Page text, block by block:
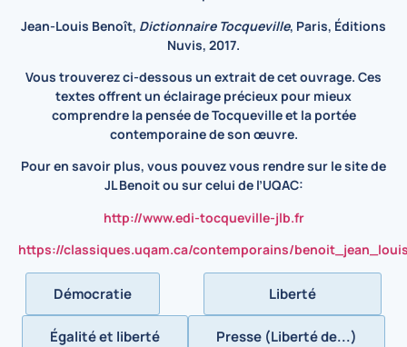
Jean-Louis Benoît, Dictionnaire Tocqueville, Paris, Éditions
Nuvis, 2017.
Vous trouverez ci-dessous un extrait de cet ouvrage. Ces
textes offrent un éclairage précieux pour mieux
comprendre la pensée de Tocqueville et la portée
contemporaine de son œuvre.
Pour en savoir plus, vous pouvez vous rendre sur le site de
JL Benoit ou sur celui de l’UQAC:
http://www.edi-tocqueville-jlb.fr
https://classiques.uqam.ca/contemporains/
Démocratie Liberté
Égalité et liberté Presse (Liberté de...)